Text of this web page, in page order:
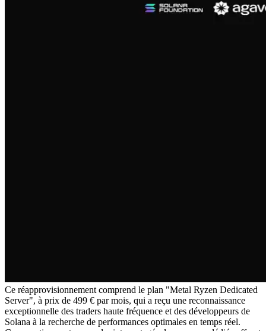
Ce réapprovisionnement comprend le plan "Metal Ryzen Dedicated
Server", à prix de 499 € par mois, qui a reçu une reconnaissance
exceptionnelle des traders haute fréquence et des développeurs de
Solana à la recherche de performances optimales en temps réel.